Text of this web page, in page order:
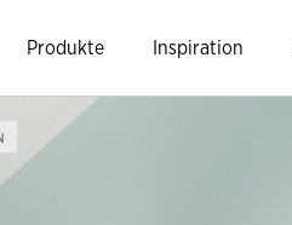
Produkte Inspiration